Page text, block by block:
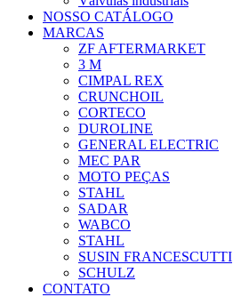
NOSSO CATÁLOGO
MARCAS
ZF AFTERMARKET
3 M
CIMPAL REX
CRUNCHOIL
CORTECO
DUROLINE
GENERAL ELECTRIC
MEC PAR
MOTO PEÇAS
STAHL
SADAR
WABCO
STAHL
SUSIN FRANCESCUTTI
SCHULZ
CONTATO